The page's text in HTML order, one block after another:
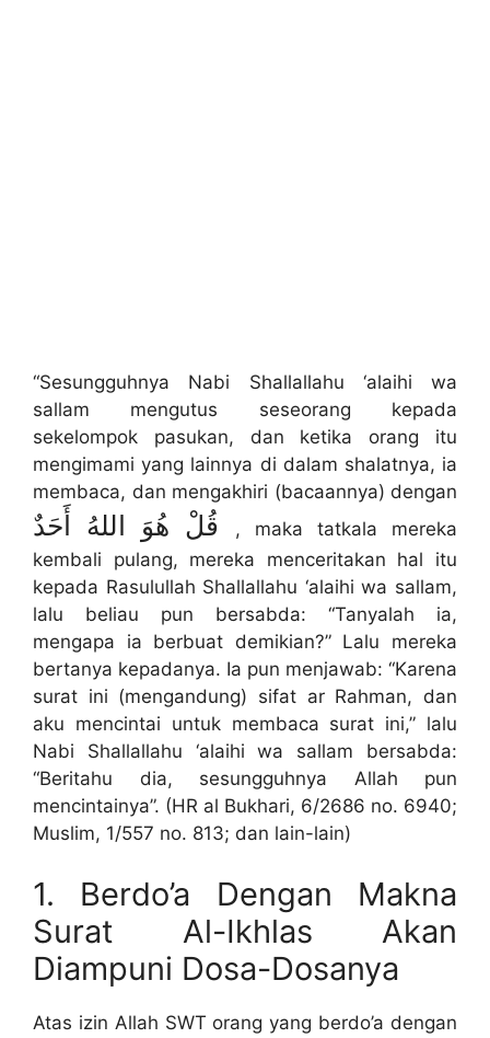
“Sesungguhnya Nabi Shallallahu ‘alaihi wa
sallam mengutus seseorang kepada
sekelompok pasukan, dan ketika orang itu
mengimami yang lainnya di dalam shalatnya, ia
membaca, dan mengakhiri (bacaannya) dengan
, maka tatkala mereka
kembali pulang, mereka menceritakan hal itu
kepada Rasulullah Shallallahu ‘alaihi wa sallam,
lalu beliau pun bersabda: “Tanyalah ia,
mengapa ia berbuat demikian?” Lalu mereka
bertanya kepadanya. Ia pun menjawab: “Karena
surat ini (mengandung) sifat ar Rahman, dan
aku mencintai untuk membaca surat ini,” lalu
Nabi Shallallahu ‘alaihi wa sallam bersabda:
“Beritahu dia, sesungguhnya Allah pun
mencintainya”. (HR al Bukhari, 6/2686 no. 6940;
Muslim, 1/557 no. 813; dan lain-lain)
1. Berdo’a Dengan Makna
Surat Al-Ikhlas Akan
Diampuni Dosa-Dosanya
Atas izin Allah SWT orang yang berdo’a dengan